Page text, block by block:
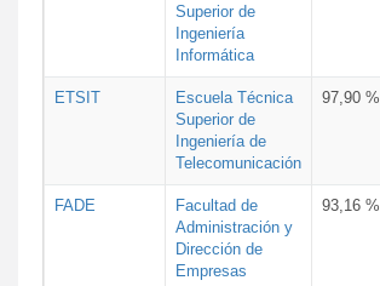
Superior de
Ingeniería
Informática
ETSIT
Escuela Técnica
Superior de
Ingeniería de
Telecomunicación
97,90 %
FADE
Facultad de
Administración y
Dirección de
Empresas
93,16 %